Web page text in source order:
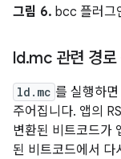
그림 6. bcc 플러그
ld.mc 관련 경로
ld.mc 를 실행하
주어집니다. 앱의
변환된 비트코드가
된 비트코드에서 다